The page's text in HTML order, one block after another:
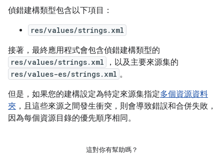
偵錯建構類型包含以下項目：
res/values/strings.xml
接著，最終應用程式會包含偵錯建構類型的
res/values/strings.xml ，以及主要來源集的
res/values-es/strings.xml 。
但是，如果您的建構設定為特定來源集指定多個資源資料
夾 ，且這些來源之間發生衝突，則會導致錯誤和合併失敗，
因為每個資源目錄的優先順序相同。
這對你有幫助嗎？